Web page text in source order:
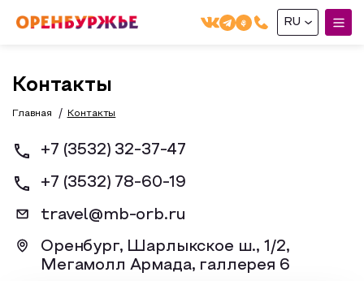
О РЕГИОНЕ
О регионе
Фотобанк
Бузулук и Бузулукский район
Соль-Илецкий район
Саракташский район
МОЙ МАРШРУТ
Маршруты от туроператоров
Промышленный туризм
Пешеходный туризм
ГДЕ ОСТАНОВИТЬСЯ
RU
Русский(RU)
Контакты
Главная Контакты
+7 (3532) 32-37-47
+7 (3532) 78-60-19
travel@mb-orb.ru
Оренбург, Шарлыкское ш., 1/2,
Мегамолл Армада, галлерея 6